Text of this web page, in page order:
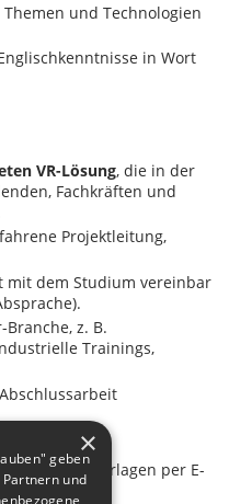
und Technologien
in Wort
VR-Lösung, die in der
Fachkräften und
Projektleitung,
mit dem Studium vereinbar
z. B.
Trainings,
folgende Unterlagen per E-
:
×
geben
und